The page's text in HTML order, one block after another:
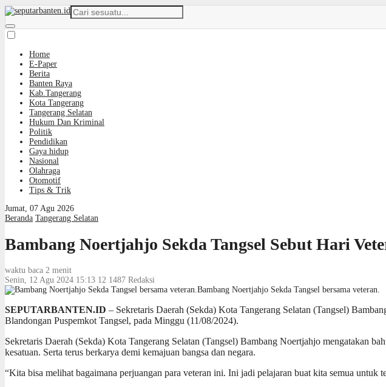
Home
E-Paper
Berita
Banten Raya
Kab.Tangerang
Kota Tangerang
Tangerang Selatan
Hukum Dan Kriminal
Politik
Pendidikan
Gaya hidup
Nasional
Olahraga
Otomotif
Tips & Trik
Jumat, 07 Agu 2026
Beranda Tangerang Selatan
Bambang Noertjahjo Sekda Tangsel Sebut Hari
waktu baca 2 menit
Senin, 12 Agu 2024 15:13 12 1487 Redaksi
Bambang Noertjahjo Sekda Tangsel bersama veteran.
SEPUTARBANTEN.ID – Sekretaris Daerah (Sekda) Kota Tangerang Selatan (Tangsel)
Blandongan Puspemkot Tangsel, pada Minggu (11/08/2024).
Sekretaris Daerah (Sekda) Kota Tangerang Selatan (Tangsel) Bambang Noertjahjo mengatakan
kesatuan. Serta terus berkarya demi kemajuan bangsa dan negara.
“Kita bisa melihat bagaimana perjuangan para veteran ini. Ini jadi pelajaran buat kita semua untuk